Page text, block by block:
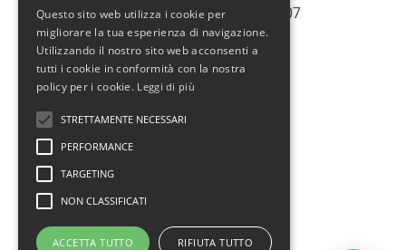
Roma | Italy | Partita Iva N° 16075561007
Info@romawebservice.com
Telefono: 06 455 485 73
Cookie Policy
Termini e condizioni d'uso
Politica sui rimborsi
Questo sito web utilizza i cookie per
migliorare la tua esperienza di navigazione.
Utilizzando il nostro sito web acconsenti a
tutti i cookie in conformità con la nostra
policy per i cookie. Leggi di più
STRETTAMENTE NECESSARI
PERFORMANCE
TARGETING
NON CLASSIFICATI
ACCETTA TUTTO RIFIUTA TUTTO